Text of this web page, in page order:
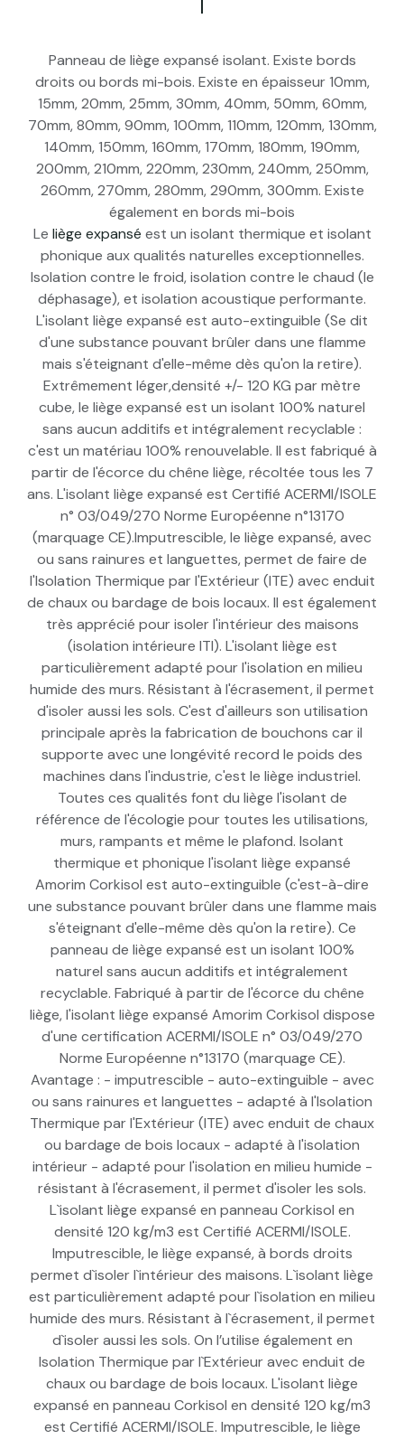
Panneau de liège expansé isolant. Existe bords
droits ou bords mi-bois. Existe en épaisseur 10mm,
15mm, 20mm, 25mm, 30mm, 40mm, 50mm, 60mm,
70mm, 80mm, 90mm, 100mm, 110mm, 120mm, 130mm,
140mm, 150mm, 160mm, 170mm, 180mm, 190mm,
200mm, 210mm, 220mm, 230mm, 240mm, 250mm,
260mm, 270mm, 280mm, 290mm, 300mm. Existe
également en bords mi-bois
Le liège expansé est un isolant thermique et isolant
phonique aux qualités naturelles exceptionnelles.
Isolation contre le froid, isolation contre le chaud (le
déphasage), et isolation acoustique performante.
L'isolant liège expansé est auto-extinguible (Se dit
d'une substance pouvant brûler dans une flamme
mais s'éteignant d'elle-même dès qu'on la retire).
Extrêmement léger,densité +/- 120 KG par mètre
cube, le liège expansé est un isolant 100% naturel
sans aucun additifs et intégralement recyclable :
c'est un matériau 100% renouvelable. Il est fabriqué à
partir de l'écorce du chêne liège, récoltée tous les 7
ans. L'isolant liège expansé est Certifié ACERMI/ISOLE
n° 03/049/270 Norme Européenne n°13170
(marquage CE).Imputrescible, le liège expansé, avec
ou sans rainures et languettes, permet de faire de
l'Isolation Thermique par l'Extérieur (ITE) avec enduit
de chaux ou bardage de bois locaux. Il est également
très apprécié pour isoler l'intérieur des maisons
(isolation intérieure ITI). L'isolant liège est
particulièrement adapté pour l'isolation en milieu
humide des murs. Résistant à l'écrasement, il permet
d'isoler aussi les sols. C'est d'ailleurs son utilisation
principale après la fabrication de bouchons car il
supporte avec une longévité record le poids des
machines dans l'industrie, c'est le liège industriel.
Toutes ces qualités font du liège l'isolant de
référence de l'écologie pour toutes les utilisations,
murs, rampants et même le plafond. Isolant
thermique et phonique l'isolant liège expansé
Amorim Corkisol est auto-extinguible (c'est-à-dire
une substance pouvant brûler dans une flamme mais
s'éteignant d'elle-même dès qu'on la retire). Ce
panneau de liège expansé est un isolant 100%
naturel sans aucun additifs et intégralement
recyclable. Fabriqué à partir de l'écorce du chêne
liège, l'isolant liège expansé Amorim Corkisol dispose
d'une certification ACERMI/ISOLE n° 03/049/270
Norme Européenne n°13170 (marquage CE).
Avantage : - imputrescible - auto-extinguible - avec
ou sans rainures et languettes - adapté à l'Isolation
Thermique par l'Extérieur (ITE) avec enduit de chaux
ou bardage de bois locaux - adapté à l'isolation
intérieur - adapté pour l'isolation en milieu humide -
résistant à l'écrasement, il permet d'isoler les sols.
L`isolant liège expansé en panneau Corkisol en
densité 120 kg/m3 est Certifié ACERMI/ISOLE.
Imputrescible, le liège expansé, à bords droits
permet d`isoler l`intérieur des maisons. L`isolant liège
est particulièrement adapté pour l`isolation en milieu
humide des murs. Résistant à l`écrasement, il permet
d`isoler aussi les sols. On l’utilise également en
Isolation Thermique par l`Extérieur avec enduit de
chaux ou bardage de bois locaux. L'isolant liège
expansé en panneau Corkisol en densité 120 kg/m3
est Certifié ACERMI/ISOLE. Imputrescible, le liège